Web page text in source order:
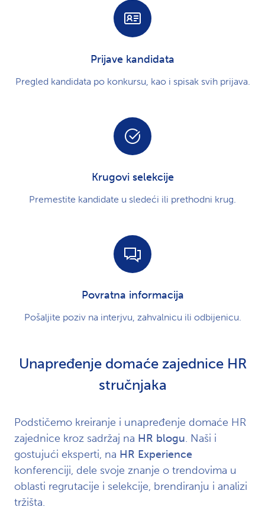
Prijave kandidata
Pregled kandidata po konkursu, kao i spisak svih prijava.
Krugovi selekcije
Premestite kandidate u sledeći ili prethodni krug.
Povratna informacija
Pošaljite poziv na interjvu, zahvalnicu ili odbijenicu.
Unapređenje domaće zajednice HR
stručnjaka
Podstičemo kreiranje i unapređenje domaće HR
zajednice kroz sadržaj na HR blogu. Naši i
gostujući eksperti, na HR Experience
konferenciji, dele svoje znanje o trendovima u
oblasti regrutacije i selekcije, brendiranju i analizi
tržišta.